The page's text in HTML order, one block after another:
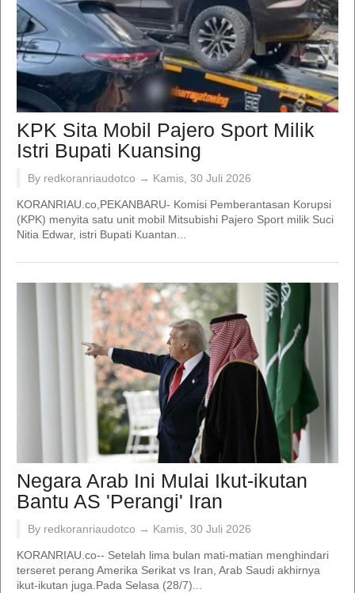
KPK Sita Mobil Pajero Sport Milik
Istri Bupati Kuansing
By redkoranriaudotco → Kamis, 30 Juli 2026
KORANRIAU.co,PEKANBARU- Komisi Pemberantasan Korupsi
(KPK) menyita satu unit mobil Mitsubishi Pajero Sport milik Suci
Nitia Edwar, istri Bupati Kuantan...
Negara Arab Ini Mulai Ikut-ikutan
Bantu AS 'Perangi' Iran
By redkoranriaudotco → Kamis, 30 Juli 2026
KORANRIAU.co-- Setelah lima bulan mati-matian menghindari
terseret perang Amerika Serikat vs Iran, Arab Saudi akhirnya
ikut-ikutan juga.Pada Selasa (28/7)...